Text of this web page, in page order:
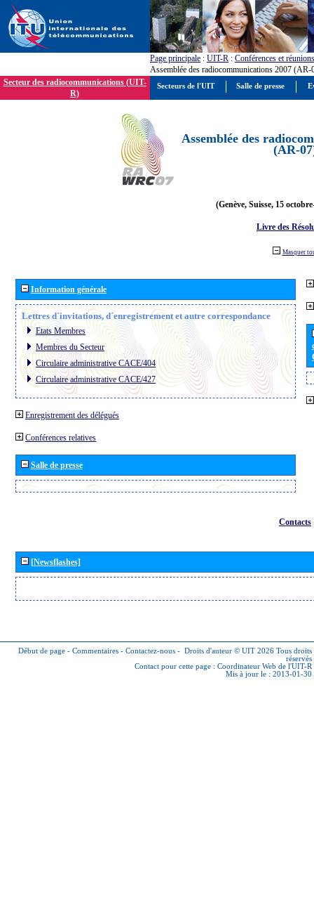
Page principale : UIT-R : Conférences et réunions
Assemblée des radiocommunications 2007 (AR-
Secteur des radiocommunications (UIT-
R)
Assemblée des
(AR-
(Genève, Suisse, 15
Livre des
Masquer
Information générale
Lettres d´invitations, d´enregistrement et autre correspondance
Etats Membres
Membres du Secteur
Circulaire administrative CACE/404
Circulaire administrative CACE/427
Enregistrement des délégués
Conférences relatives
Salle de presse
Contacts
[Newsflashes]
Début de page - Commentaires - Contactez-nous - Droits d'auteur © UIT 2026 Tous droits
réservés
Contact pour cette page : Coordinateur Web de l'UIT-R
Mis à jour le : 2013-01-30
Secteurs de l'UIT Salle de presse